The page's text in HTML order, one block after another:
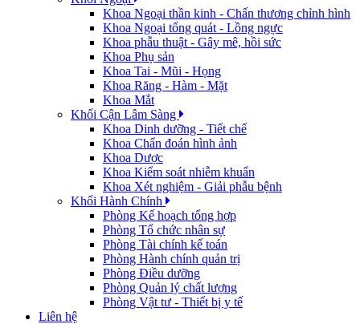
Khoa Ngoại thần kinh - Chấn thương chỉnh hình
Khoa Ngoại tổng quát - Lồng ngực
Khoa phẫu thuật - Gây mê, hồi sức
Khoa Phụ sản
Khoa Tai - Mũi - Họng
Khoa Răng - Hàm - Mặt
Khoa Mắt
Khối Cận Lâm Sàng
Khoa Dinh dưỡng - Tiết chế
Khoa Chẩn đoán hình ảnh
Khoa Dược
Khoa Kiểm soát nhiễm khuẩn
Khoa Xét nghiệm - Giải phẫu bệnh
Khối Hành Chính
Phòng Kế hoạch tổng hợp
Phòng Tổ chức nhân sự
Phòng Tài chính kế toán
Phòng Hành chính quản trị
Phòng Điều dưỡng
Phòng Quản lý chất lượng
Phòng Vật tư - Thiết bị y tế
Liên hệ